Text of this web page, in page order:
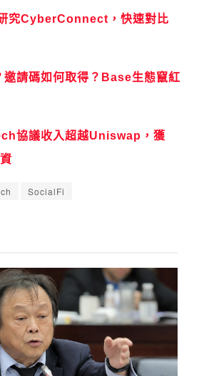
究CyberConnect，快速對比
請碼如何取得？Base生態竄紅
協議收入超越Uniswap，獲
SocialFi